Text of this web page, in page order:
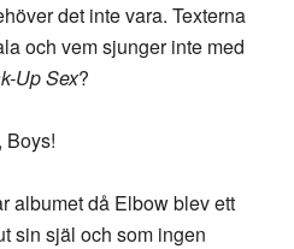
det inte vara. Texterna
och vem sjunger inte med
Up Sex?
Boys!
albumet då Elbow blev ett
sin själ och som ingen